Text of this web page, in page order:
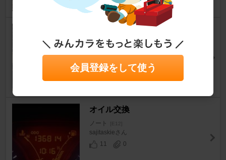
エンジンオイル交換
ノート [E12]
13
オイル交換
ノート [E12]
sajitaskieさん
11
0
会員登録をして使う